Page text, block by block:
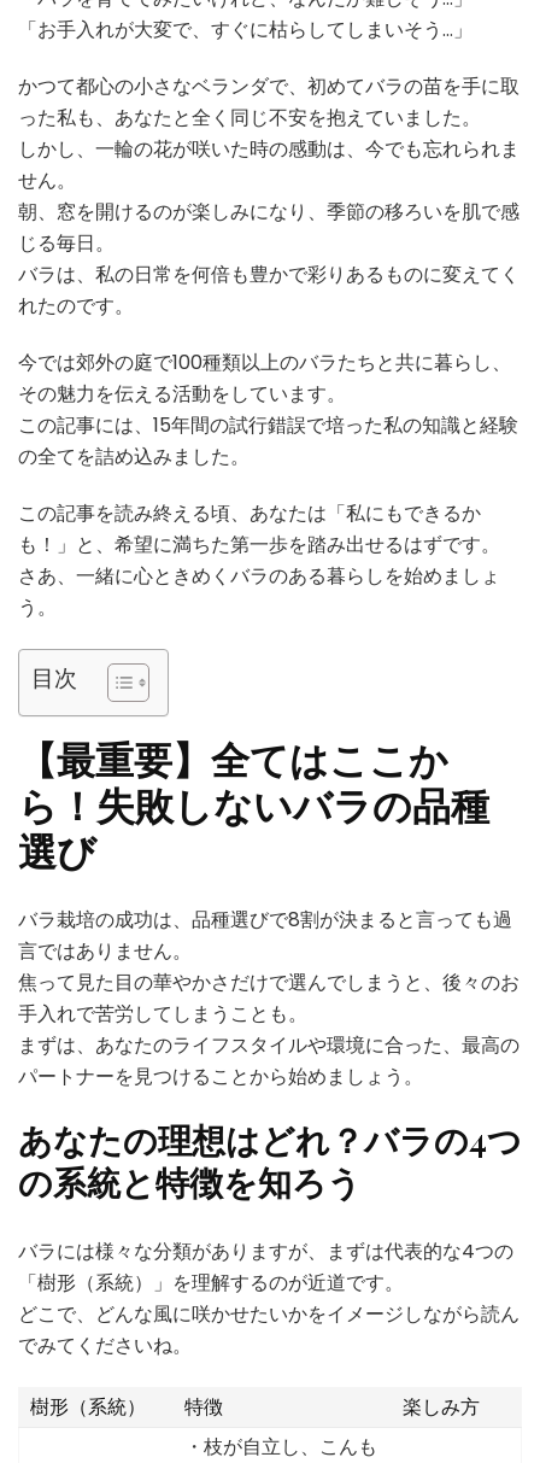
「お手入れが大変で、すぐに枯らしてしまいそう…」
かつて都心の小さなベランダで、初めてバラの苗を手に取
った私も、あなたと全く同じ不安を抱えていました。
しかし、一輪の花が咲いた時の感動は、今でも忘れられま
せん。
朝、窓を開けるのが楽しみになり、季節の移ろいを肌で感
じる毎日。
バラは、私の日常を何倍も豊かで彩りあるものに変えてく
れたのです。
今では郊外の庭で100種類以上のバラたちと共に暮らし、
その魅力を伝える活動をしています。
この記事には、15年間の試行錯誤で培った私の知識と経験
の全てを詰め込みました。
この記事を読み終える頃、あなたは「私にもできるか
も！」と、希望に満ちた第一歩を踏み出せるはずです。
さあ、一緒に心ときめくバラのある暮らしを始めましょ
う。
目次
【最重要】全てはここか
ら！失敗しないバラの品種
選び
バラ栽培の成功は、品種選びで8割が決まると言っても過
言ではありません。
焦って見た目の華やかさだけで選んでしまうと、後々のお
手入れで苦労してしまうことも。
まずは、あなたのライフスタイルや環境に合った、最高の
パートナーを見つけることから始めましょう。
あなたの理想はどれ？バラの4つ
の系統と特徴を知ろう
バラには様々な分類がありますが、まずは代表的な4つの
「樹形（系統）」を理解するのが近道です。
どこで、どんな風に咲かせたいかをイメージしながら読ん
でみてくださいね。
樹形（系統） 特徴 楽しみ方
・枝が自立し、こんも